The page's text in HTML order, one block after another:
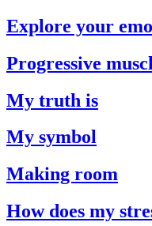
Explore your
Progressive
My truth is
My symbol
Making room
How does my